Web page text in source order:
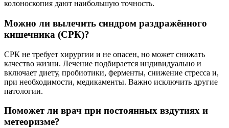
колоноскопия дают наибольшую точность.
Можно ли вылечить синдром раздражённого
кишечника (СРК)?
СРК не требует хирургии и не опасен, но может снижать
качество жизни. Лечение подбирается индивидуально и
включает диету, пробиотики, ферменты, снижение стресса и,
при необходимости, медикаменты. Важно исключить другие
патологии.
Поможет ли врач при постоянных вздутиях и
метеоризме?